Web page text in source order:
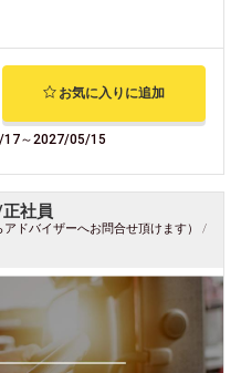
お気に入りに追加
17～2027/05/15
社員
ドバイザーへお問合せ頂けます） /